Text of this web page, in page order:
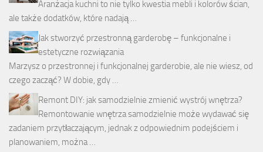
Aranżacja kuchni to nie tylko kwestia mebli i kolorów ścian,
ale także dodatków, które nadają …
Jak stworzyć przestronną garderobę – funkcjonalne i
estetyczne rozwiązania
Marzysz o przestronnej i funkcjonalnej garderobie, ale nie wiesz, od
czego zacząć? W dobie, gdy …
Remont DIY: jak samodzielnie zmienić wystrój wnętrza?
Remontowanie wnętrza samodzielnie może wydawać się
zadaniem przytłaczającym, jednak z odpowiednim podejściem i
planowaniem, można …